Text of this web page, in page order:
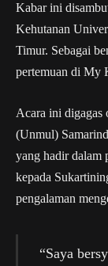
Kabar ini
Kehutanan
Timur. Sebagai
pertemuan di My
Acara ini
(Unmul)
yang hadir dalam
kepada
pengalaman
“Saya